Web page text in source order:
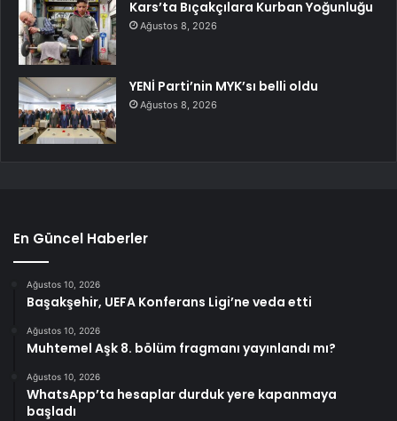
Kars’ta Bıçakçılara Kurban Yoğunluğu
Ağustos 8, 2026
YENİ Parti’nin MYK’sı belli oldu
Ağustos 8, 2026
En Güncel Haberler
Ağustos 10, 2026
Başakşehir, UEFA Konferans Ligi’ne veda etti
Ağustos 10, 2026
Muhtemel Aşk 8. bölüm fragmanı yayınlandı mı?
Ağustos 10, 2026
WhatsApp’ta hesaplar durduk yere kapanmaya
başladı